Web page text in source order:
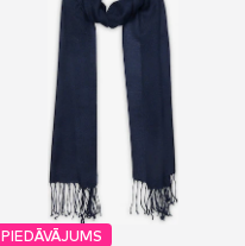
PIEDĀVĀJUMS